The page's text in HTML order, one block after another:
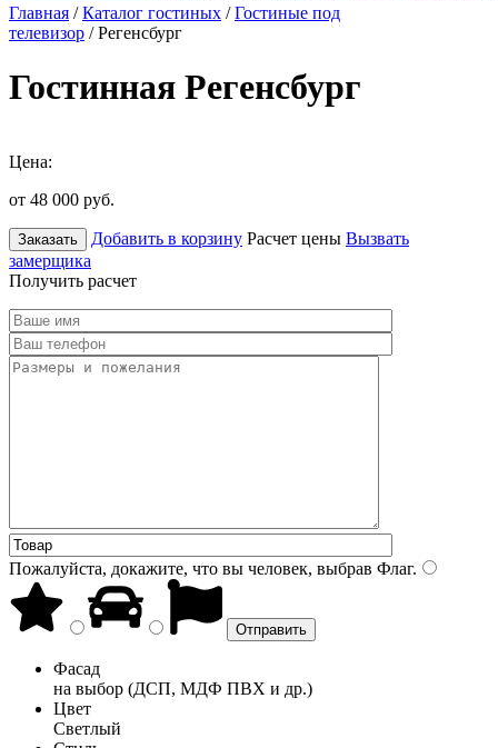
Главная /Каталог гостиных /Гостиные под
телевизор / Регенсбург
Гостинная Регенсбург
Цена:
от 48 000 руб.
Заказать Добавить в корзину Расчет цены Вызвать
замерщика
Получить расчет
Пожалуйста, докажите, что вы человек, выбрав Флаг.
Фасад
на выбор (ДСП, МДФ ПВХ и др.)
Цвет
Светлый